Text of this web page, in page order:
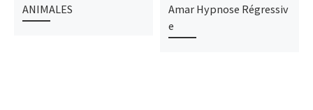
ANIMALES
Amar Hypnose Régressiv
e